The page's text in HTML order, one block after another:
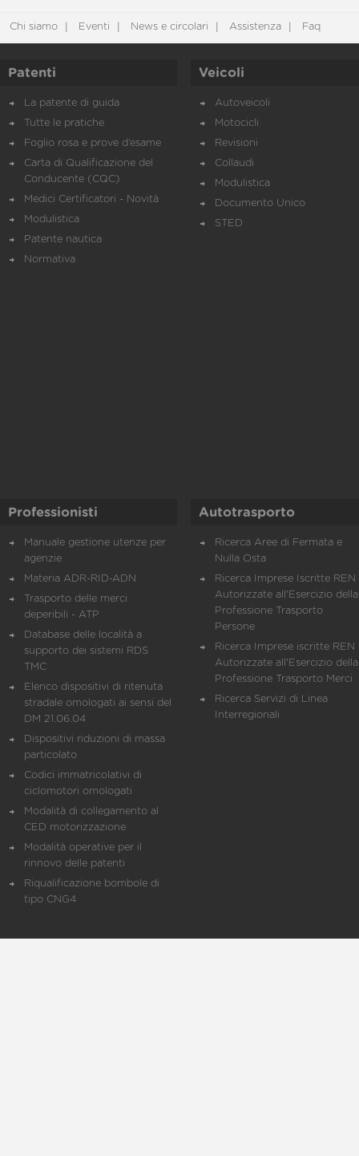
Chi siamo Eventi News e circolari Assistenza Faq
Patenti
La patente di guida
Tutte le pratiche
Foglio rosa e prove d’esame
Carta di Qualificazione del
Conducente (CQC)
Medici Certificatori - Novità
Modulistica
Patente nautica
Normativa
Veicoli
Autoveicoli
Motocicli
Revisioni
Collaudi
Modulistica
Documento Unico
STED
Professionisti
Manuale gestione utenze per
agenzie
Materia ADR-RID-ADN
Trasporto delle merci
deperibili - ATP
Database delle località a
supporto dei sistemi RDS
TMC
Elenco dispositivi di ritenuta
stradale omologati ai sensi del
DM 21.06.04
Dispositivi riduzioni di massa
particolato
Codici immatricolativi di
ciclomotori omologati
Modalità di collegamento al
CED motorizzazione
Modalità operative per il
rinnovo delle patenti
Riqualificazione bombole di
tipo CNG4
Autotrasporto
Ricerca Aree di Fermata e
Nulla Osta
Ricerca Imprese Iscritte REN
Autorizzate all'Esercizio della
Professione Trasporto
Persone
Ricerca Imprese iscritte REN
Autorizzate all'Esercizio della
Professione Trasporto Merci
Ricerca Servizi di Linea
Interregionali